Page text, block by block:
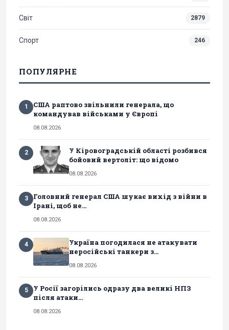
Світ 2879
Спорт 246
ПОПУЛЯРНЕ
1
США раптово звільнили генерала, що
командував військами у Європі
08.08.2026
2
У Кіровоградській області розбився
бойовий вертоліт: що відомо
08.08.2026
3
Головний генерал США шукає вихід з війни в
Ірані, щоб не...
08.08.2026
4
Україна погодилася не атакувати
неросійські танкери з...
08.08.2026
5
У Росії загорілись одразу два великі НПЗ
після атаки...
08.08.2026